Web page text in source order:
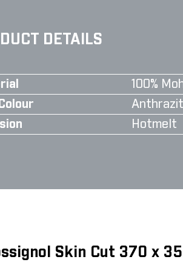
DETAILS
100%
Hotmelt
Skin Cut 370 x